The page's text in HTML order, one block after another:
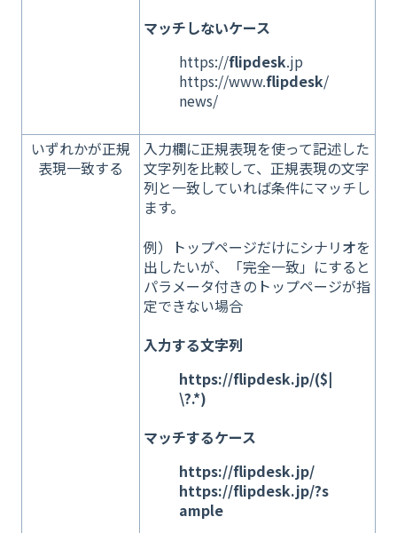
マッチしないケース
https://flipdesk.jp
https://www.flipdesk/
news/
いずれかが正規
表現一致する
入力欄に正規表現を使って記述した
文字列を比較して、正規表現の文字
列と一致していれば条件にマッチし
ます。
例）トップページだけにシナリオを
出したいが、「完全一致」にすると
パラメータ付きのトップページが指
定できない場合
入力する文字列
https://flipdesk.jp/($|
\?.*)
マッチするケース
https://flipdesk.jp/
https://flipdesk.jp/?s
ample